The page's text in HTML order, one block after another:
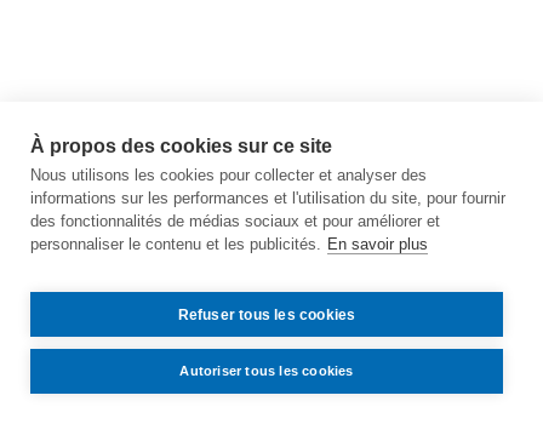
À propos des cookies sur ce site
Nous utilisons les cookies pour collecter et analyser des
informations sur les performances et l'utilisation du site, pour fournir
des fonctionnalités de médias sociaux et pour améliorer et
personnaliser le contenu et les publicités. En savoir plus
Refuser tous les cookies
Autoriser tous les cookies